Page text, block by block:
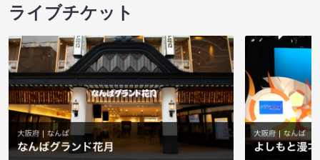
ライブチケット